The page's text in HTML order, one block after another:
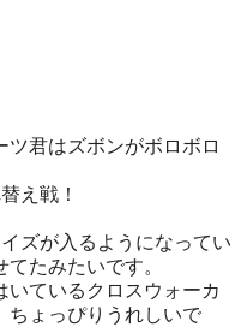
ツ君はズボンがボロボロ
え戦！
ズが入るようになってい
たみたいです。
いているクロスウォーカ
ちょっぴりうれしいで